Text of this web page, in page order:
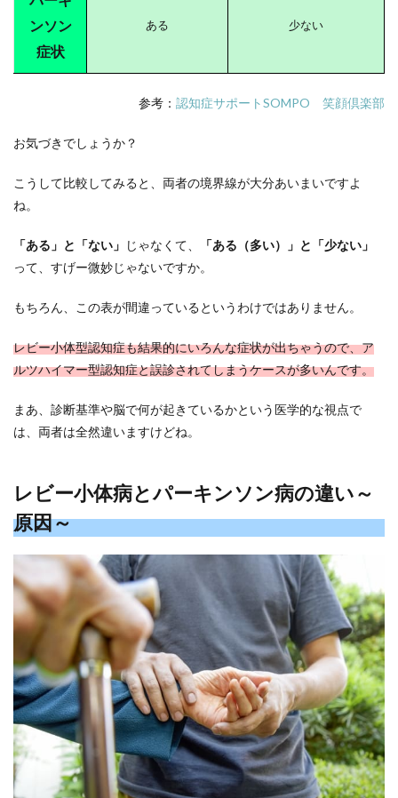
ンソン
症状
ある 少ない
参考： 認知症サポートSOMPO 笑顔倶楽部
お気づきでしょうか？
こうして比較してみると、両者の境界線が大分あいまいですよ
ね。
「ある」と「ない」 じゃなくて、
「ある（多い）」と「少ない」
って、すげー微妙じゃないですか。
もちろん、この表が間違っているというわけではありません。
レビー小体型認知症も結果的にいろんな症状が出ちゃうので、ア
ルツハイマー型認知症と誤診されてしまうケースが多いんです。
まあ、診断基準や脳で何が起きているかという医学的な視点で
は、両者は全然違いますけどね。
レビー小体病とパーキンソン病の違い～
原因～